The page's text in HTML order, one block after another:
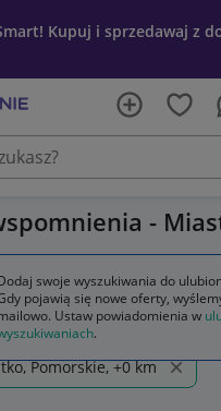
Kupuj i sprzedawaj z
-
i rozrywka Książki
wspomnienia
Pomorskie, +0 km
swoje wyszukiwania do
pojawią się nowe oferty,
Ustaw powiadomienia w
.